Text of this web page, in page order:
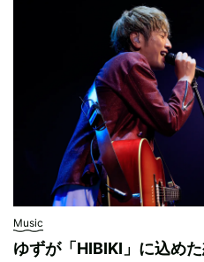
Music
ゆずが「HIBIKI」に込め